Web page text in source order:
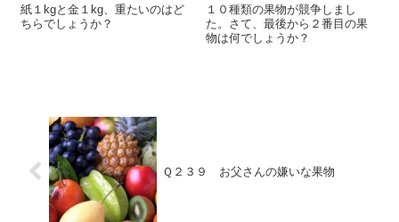
紙１kgと金１kg、重たいのはど
ちらでしょうか？
１０種類の果物が競争しまし
た。さて、最後から２番目の果
物は何でしょうか？
Ｑ２３９ お父さんの嫌いな果物